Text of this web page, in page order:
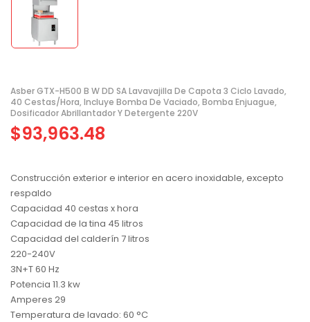
Asber GTX-H500 B W DD SA Lavavajilla De Capota 3 Ciclo Lavado,
40 Cestas/hora, Incluye Bomba De Vaciado, Bomba Enjuague,
Dosificador Abrillantador Y Detergente 220V
$93,963.48
Construcción exterior e interior en acero inoxidable, excepto
respaldo
Capacidad 40 cestas x hora
Capacidad de la tina 45 litros
Capacidad del calderín 7 litros
220-240V
3N+T 60 Hz
Potencia 11.3 kw
Amperes 29
Temperatura de lavado: 60 °C